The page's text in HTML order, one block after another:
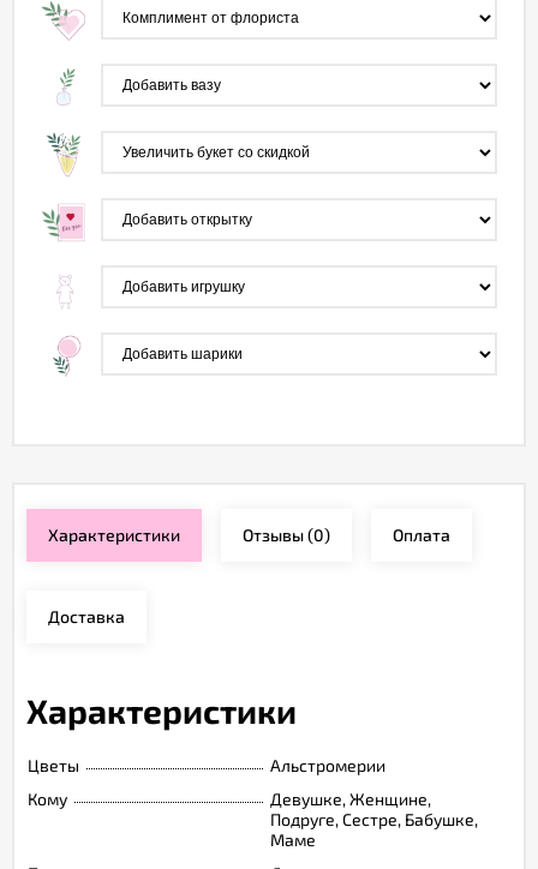
Характеристики Отзывы(0) Оплата
Доставка
Характеристики
Цветы
Альстромерии
Кому
Девушке, Женщине,
Подруге, Сестре, Бабушке,
Маме